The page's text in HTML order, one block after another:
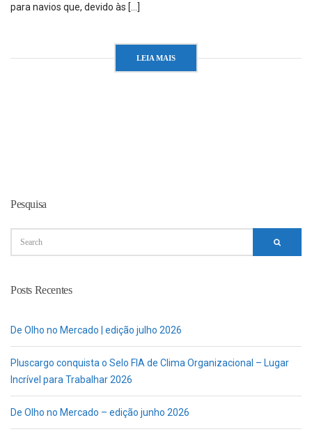
para navios que, devido às […]
LEIA MAIS
Pesquisa
Posts Recentes
De Olho no Mercado | edição julho 2026
Pluscargo conquista o Selo FIA de Clima Organizacional – Lugar
Incrível para Trabalhar 2026
De Olho no Mercado – edição junho 2026